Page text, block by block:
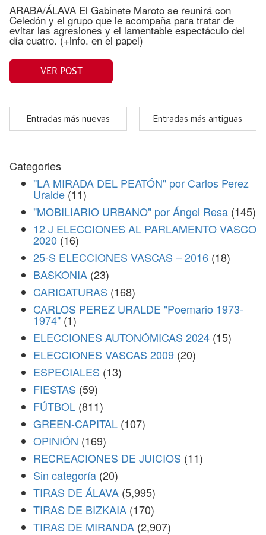
ARABA/ÁLAVA El Gabinete Maroto se reunirá con
Celedón y el grupo que le acompaña para tratar de
evitar las agresiones y el lamentable espectáculo del
día cuatro. (+info. en el papel)
VER POST
Entradas más nuevas Entradas más antiguas
Categories
"LA MIRADA DEL PEATÓN" por Carlos Perez
Uralde (11)
"MOBILIARIO URBANO" por Ángel Resa (145)
12 J ELECCIONES AL PARLAMENTO VASCO
2020 (16)
25-S ELECCIONES VASCAS – 2016 (18)
BASKONIA (23)
CARICATURAS (168)
CARLOS PEREZ URALDE "Poemario 1973-
1974" (1)
ELECCIONES AUTONÓMICAS 2024 (15)
ELECCIONES VASCAS 2009 (20)
ESPECIALES (13)
FIESTAS (59)
FÚTBOL (811)
GREEN-CAPITAL (107)
OPINIÓN (169)
RECREACIONES DE JUICIOS (11)
Sin categoría (20)
TIRAS DE ÁLAVA (5,995)
TIRAS DE BIZKAIA (170)
TIRAS DE MIRANDA (2,907)